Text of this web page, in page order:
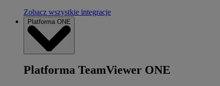
Zobacz wszystkie integracje
Platforma ONE
Platforma TeamViewer ONE